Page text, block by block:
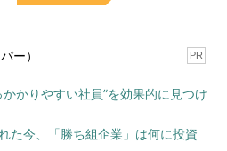
ー） PR
かりやすい社員”を効果的に見つけ
た今、「勝ち組企業」は何に投資